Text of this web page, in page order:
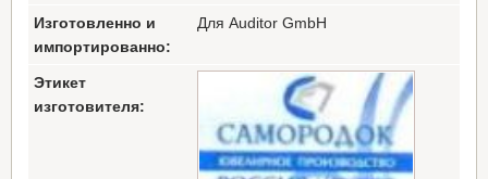
Изготовленно и
импортированно:
Для Auditor GmbH
Этикет
изготовителя: